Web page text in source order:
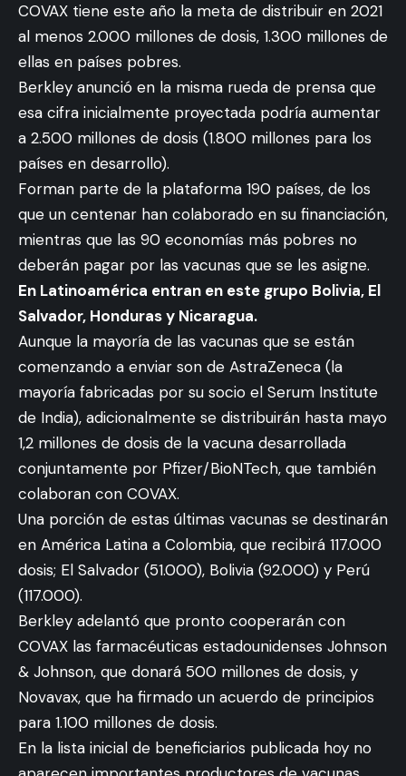
COVAX tiene este año la meta de distribuir en 2021
al menos 2.000 millones de dosis, 1.300 millones de
ellas en países pobres.
Berkley anunció en la misma rueda de prensa que
esa cifra inicialmente proyectada podría aumentar
a 2.500 millones de dosis (1.800 millones para los
países en desarrollo).
Forman parte de la plataforma 190 países, de los
que un centenar han colaborado en su financiación,
mientras que las 90 economías más pobres no
deberán pagar por las vacunas que se les asigne.
En Latinoamérica entran en este grupo Bolivia, El
Salvador, Honduras y Nicaragua.
Aunque la mayoría de las vacunas que se están
comenzando a enviar son de AstraZeneca (la
mayoría fabricadas por su socio el Serum Institute
de India), adicionalmente se distribuirán hasta mayo
1,2 millones de dosis de la vacuna desarrollada
conjuntamente por Pfizer/BioNTech, que también
colaboran con COVAX.
Una porción de estas últimas vacunas se destinarán
en América Latina a Colombia, que recibirá 117.000
dosis; El Salvador (51.000), Bolivia (92.000) y Perú
(117.000).
Berkley adelantó que pronto cooperarán con
COVAX las farmacéuticas estadounidenses Johnson
& Johnson, que donará 500 millones de dosis, y
Novavax, que ha firmado un acuerdo de principios
para 1.100 millones de dosis.
En la lista inicial de beneficiarios publicada hoy no